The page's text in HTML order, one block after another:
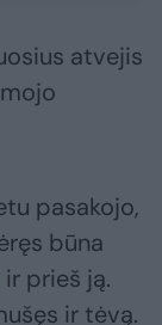
atvejis
pasakojo,
būna
prieš ją.
ir tėvą.